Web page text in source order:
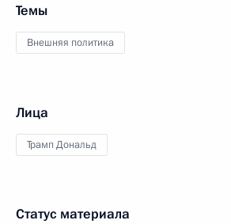
Темы
Внешняя политика
Лица
Трамп Дональд
Статус материала